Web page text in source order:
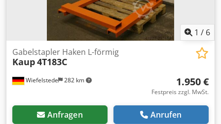
1 / 6
Wiefelstede 282 km
Gabelstapler Haken L-förmig
Kaup4T183C
1.950 €
Festpreis zzgl. MwSt.
Anfragen Anrufen